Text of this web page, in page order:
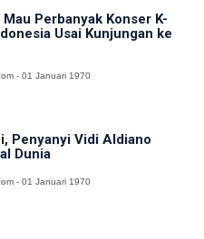
Perbanyak Konser K-
Usai Kunjungan ke
- 01 Januari 1970
Penyanyi Vidi Aldiano
Dunia
- 01 Januari 1970